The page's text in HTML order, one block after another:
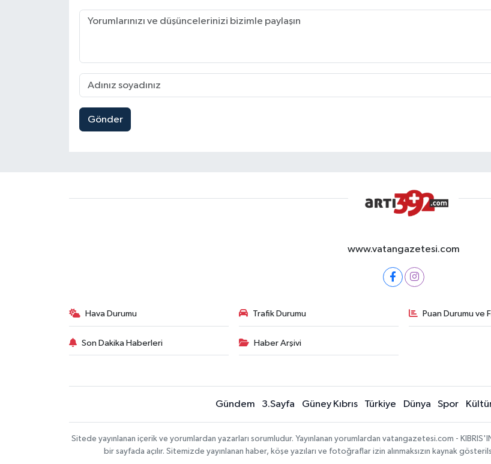
Gönder
www.vatangazetesi.com
Hava Durumu Trafik Durumu Puan Durumu ve
Son Dakika Haberleri Haber Arşivi
Gündem 3.Sayfa Güney Kıbrıs Türkiye Dünya Spor
Sitede yayınlanan içerik ve yorumlardan yazarları sorumludur. Yayınlanan yorumlardan vatangazetesi.com -
bir sayfada açılır. Sitemizde yayınlanan haber, köşe yazıları ve fotoğraflar izin alınmaksızın kaynak